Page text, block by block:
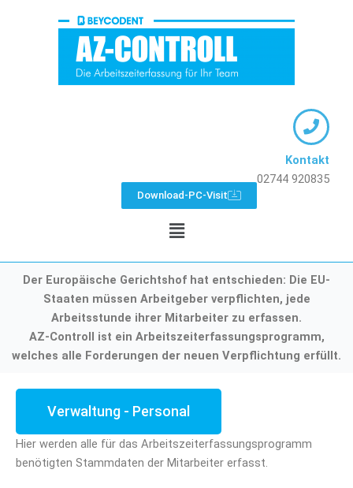
Download-PC-Visit
Kontakt
02744 920835
Menü
Der Europäische Gerichtshof hat entschieden: Die EU-
Staaten müssen Arbeitgeber verpflichten, jede
Arbeitsstunde ihrer Mitarbeiter zu erfassen.
AZ-Controll ist ein Arbeitszeiterfassungsprogramm,
welches alle Forderungen der neuen Verpflichtung erfüllt.
Verwaltung - Personal
Hier werden alle für das Arbeitszeiterfassungsprogramm
benötigten Stammdaten der Mitarbeiter erfasst.